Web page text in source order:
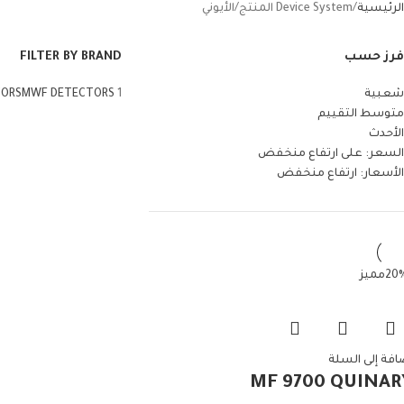
الرئيسية Device System المنتج الأيوني
فرز حسب
شعبية
متوسط التقييم
الأحدث
السعر: على ارتفاع منخفض
الأسعار: ارتفاع منخفض
FILTER BY BRAND
MWF DETECTORS 1
مميز
إلى السلة
MF 9700